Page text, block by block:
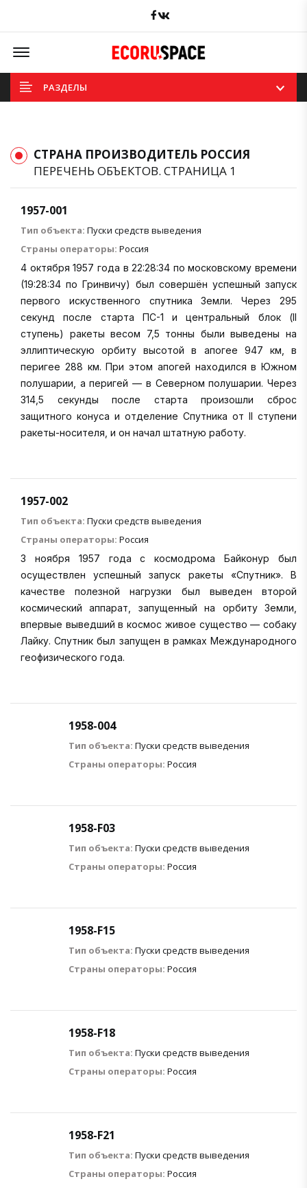
Facebook
Offcanvas Menu Open
РАЗДЕЛЫ
СТРАНА ПРОИЗВОДИТЕЛЬ РОССИЯ
ПЕРЕЧЕНЬ ОБЪЕКТОВ. СТРАНИЦА 1
1957-001
Тип объекта: Пуски средств выведения
Страны операторы: Россия
4 октября 1957 года в 22:28:34 по московскому времени
(19:28:34 по Гринвичу) был совершён успешный запуск
первого искуственного спутника Земли. Через 295
секунд после старта ПС-1 и центральный блок (II
ступень) ракеты весом 7,5 тонны были выведены на
эллиптическую орбиту высотой в апогее 947 км, в
перигее 288 км. При этом апогей находился в Южном
полушарии, а перигей — в Северном полушарии. Через
314,5 секунды после старта произошли сброс
защитного конуса и отделение Спутника от II ступени
ракеты-носителя, и он начал штатную работу.
1957-002
Тип объекта: Пуски средств выведения
Страны операторы: Россия
3 ноября 1957 года с космодрома Байконур был
осуществлен успешный запуск ракеты «Спутник». В
качестве полезной нагрузки был выведен второй
космический аппарат, запущенный на орбиту Земли,
впервые выведший в космос живое существо — собаку
Лайку. Спутник был запущен в рамках Международного
геофизического года.
1958-004
Тип объекта: Пуски средств выведения
Страны операторы: Россия
1958-F03
Тип объекта: Пуски средств выведения
Страны операторы: Россия
1958-F15
Тип объекта: Пуски средств выведения
Страны операторы: Россия
1958-F18
Тип объекта: Пуски средств выведения
Страны операторы: Россия
1958-F21
Тип объекта: Пуски средств выведения
Страны операторы: Россия